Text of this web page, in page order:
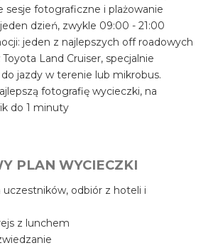
sesje fotograficzne i plażowanie
dzień, zwykle 09:00 - 21:00
jeden z najlepszych off roadowych
Land Cruiser, specjalnie
jazdy w terenie lub mikrobus.
fotografię wycieczki, na
do 1 minuty
PLAN WYCIECZKI
odbiór z hoteli i
z lunchem